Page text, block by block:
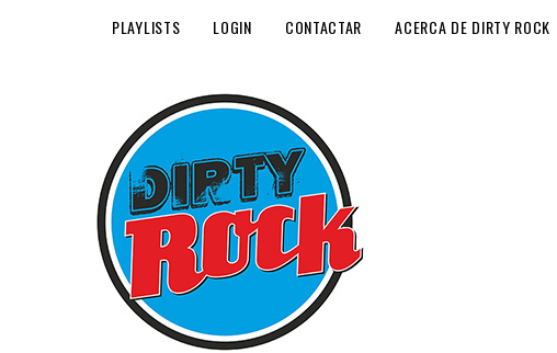
PLAYLISTS LOGIN CONTACTAR ACERCA DE DIRTY ROCK